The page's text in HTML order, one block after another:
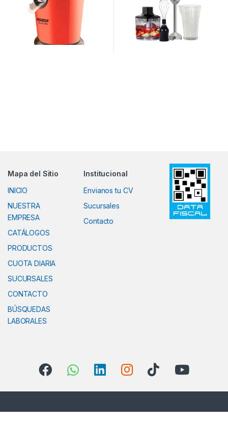
Mapa del Sitio
INICIO
NUESTRA
EMPRESA
CATÁLOGOS
PRODUCTOS
CUOTA DIARIA
SUCURSALES
CONTACTO
BÚSQUEDAS
LABORALES
Institucional
Envianos tu CV
Sucursales
Contacto